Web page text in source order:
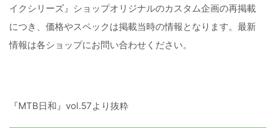
イクシリーズ』ショップオリジナルのカスタム企画の再掲載
につき、価格やスペックは掲載当時の情報となります。最新
情報は各ショップにお問い合わせください。
『MTB日和』vol.57より抜粋